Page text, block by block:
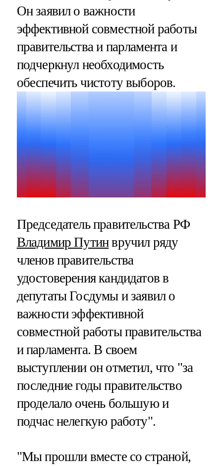
Он заявил о важности
эффективной совместной работы
правительства и парламента и
подчеркнул необходимость
обеспечить чистоту выборов.
Председатель правительства РФ
Владимир Путинвручил ряду
членов правительства
удостоверения кандидатов в
депутаты Госдумы и заявил о
важности эффективной
совместной работы правительства
и парламента. В своем
выступлении он отметил, что "за
последние годы правительство
проделало очень большую и
подчас нелегкую работу".
"Мы прошли вместе со страной,